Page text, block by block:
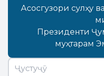
Асосгузори сулҳу
Президенти
муҳтарам